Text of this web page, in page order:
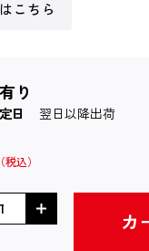
こちら
り
日 翌日以降出荷
カ